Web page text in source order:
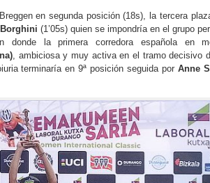
en segunda posición (18s), la tercera
(1’05s) quien se impondría en el grupo
donde la primera corredora española en
, ambiciosa y muy activa en el tramo decisivo
terminaría en 9ª posición seguida porAnne